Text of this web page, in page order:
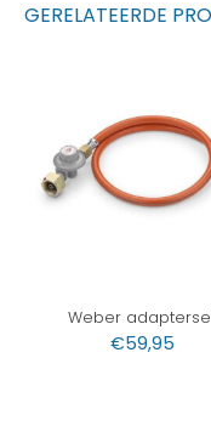
GERELATEERDE
Weber
€59,95